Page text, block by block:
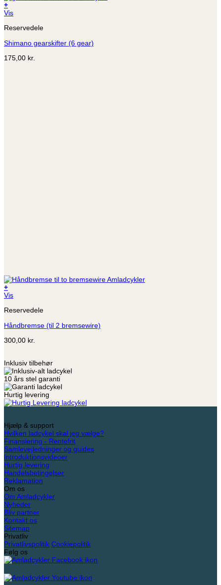
+
Vis
Reservedele
Shimano gearskifter (6 gear)
175,00 kr.
+
Vis
Reservedele
Håndbremse (til 2 bremsewire)
300,00 kr.
Inklusiv tilbehør
10 års stel garanti
Hurtig levering
Hjælp & support
Hvilken ladcykel skal jeg vælge?
Finansiering - Rentefrit
Samlevejledninger og guides
Introduktionsvideoer
Hurtig levering
Handelsbetingelser
Reklamation
Om os
Om Amladcykler
Nyheder
Bliv partner
Kontakt os
Sitemap
Privatliv
Privatlivspolitik Cookiepolitik
Følg os